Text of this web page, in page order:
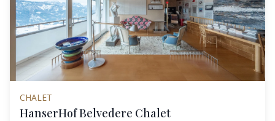
CHALET
HanserHof Belvedere Chalet